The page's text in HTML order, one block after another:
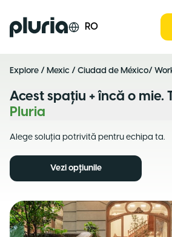
Logo Pluria RO
Explore / Mexic / Ciudad de México/
Acest spațiu + încă o mie.
Pluria
Alege soluția potrivită pentru echipa ta.
Vezi opțiunile